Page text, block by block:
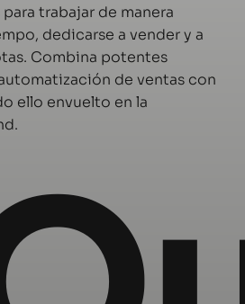
trabajar de manera
dedicarse a vender y a
Combina potentes
de ventas con
ello envuelto en la